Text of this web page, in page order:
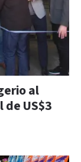
al
US$3